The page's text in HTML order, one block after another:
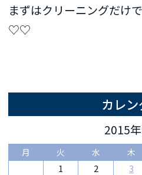
まずはクリーニングだけ
♡♡
カレ
2015
月 火 水 木
1 2 3